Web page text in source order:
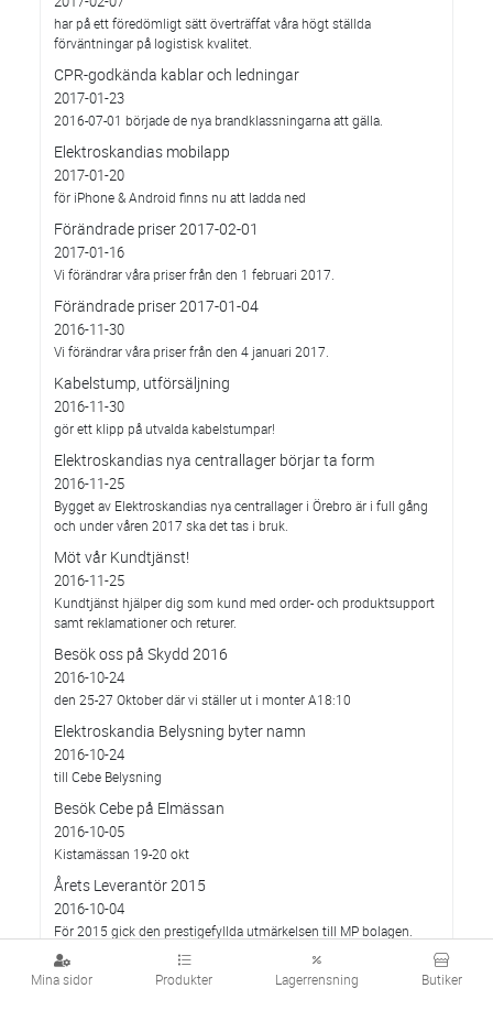
Mina sidor Produkter Lagerrensning Butiker
har på ett föredömligt sätt överträffat våra högt ställda
förväntningar på logistisk kvalitet.
CPR-godkända kablar och ledningar
2017-01-23
2016-07-01 började de nya brandklassningarna att gälla.
Elektroskandias mobilapp
2017-01-20
för iPhone & Android finns nu att ladda ned
Förändrade priser 2017-02-01
2017-01-16
Vi förändrar våra priser från den 1 februari 2017.
Förändrade priser 2017-01-04
2016-11-30
Vi förändrar våra priser från den 4 januari 2017.
Kabelstump, utförsäljning
2016-11-30
gör ett klipp på utvalda kabelstumpar!
Elektroskandias nya centrallager börjar ta form
2016-11-25
Bygget av Elektroskandias nya centrallager i Örebro är i full gång
och under våren 2017 ska det tas i bruk.
Möt vår Kundtjänst!
2016-11-25
Kundtjänst hjälper dig som kund med order- och produktsupport
samt reklamationer och returer.
Besök oss på Skydd 2016
2016-10-24
den 25-27 Oktober där vi ställer ut i monter A18:10
Elektroskandia Belysning byter namn
2016-10-24
till Cebe Belysning
Besök Cebe på Elmässan
2016-10-05
Kistamässan 19-20 okt
Årets Leverantör 2015
2016-10-04
För 2015 gick den prestigefyllda utmärkelsen till MP bolagen.
Elektroskandia informerar
2016-10-01